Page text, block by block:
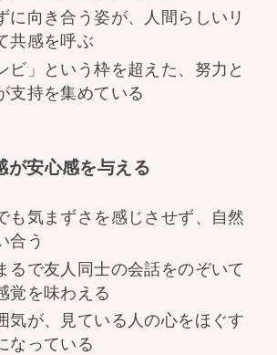
に向き合う姿が、人間らしいリ
共感を呼ぶ
ビ」という枠を超えた、努力と
支持を集めている
が安心感を与える
も気まずさを感じさせず、自然
合う
るで友人同士の会話をのぞいて
覚を味わえる
気が、見ている人の心をほぐす
なっている